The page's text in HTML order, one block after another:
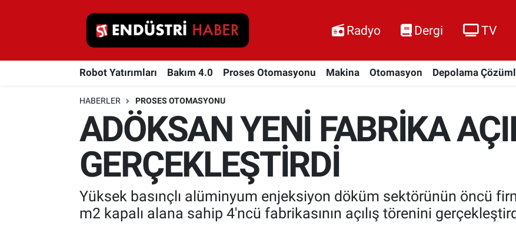
Radyo Dergi TV
Robot Yatırımları Bakım 4.0 Proses Otomasyonu Makina Otomasyon Depolama
HABERLER PROSES OTOMASYONU
ADÖKSAN YENİ FABRİKA
GERÇEKLEŞTİRDİ
Yüksek basınçlı alüminyum enjeksiyon döküm sektörünün öncü
m2 kapalı alana sahip 4'ncü fabrikasının açılış törenini
Robot Yatırımları
Proses Otomasyonu
Otomasyon
Depolama Çözümleri